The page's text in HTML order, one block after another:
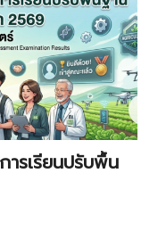
ารเรียนปรับพื้น